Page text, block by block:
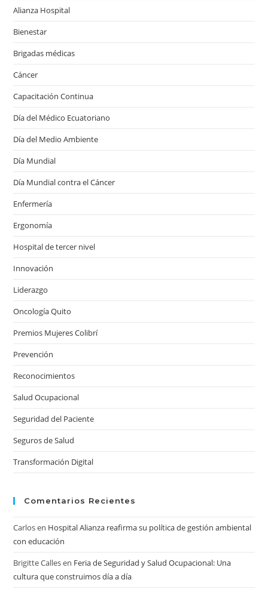
Alianza Hospital
Bienestar
Brigadas médicas
Cáncer
Capacitación Continua
Día del Médico Ecuatoriano
Día del Medio Ambiente
Día Mundial
Día Mundial contra el Cáncer
Enfermería
Ergonomía
Hospital de tercer nivel
Innovación
Liderazgo
Oncología Quito
Premios Mujeres Colibrí
Prevención
Reconocimientos
Salud Ocupacional
Seguridad del Paciente
Seguros de Salud
Transformación Digital
Comentarios Recientes
Carlosen Hospital Alianza reafirma su política de gestión ambiental
con educación
Brigitte Callesen Feria de Seguridad y Salud Ocupacional: Una
cultura que construimos día a día